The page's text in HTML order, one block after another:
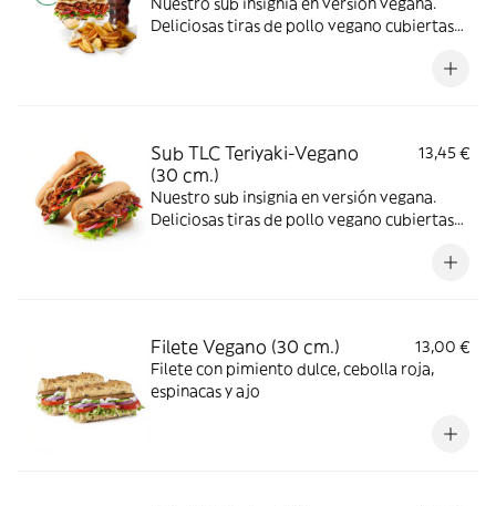
Deliciosas tiras de pollo vegano cubiertas
combinadas con los vegetales que más te
Sub TLC Teriyaki-Vegano
(30 cm.)
13,45 €
Nuestro sub insignia en versión vegana.
Deliciosas tiras de pollo vegano cubiertas
combinadas con los vegetales que más te
Filete Vegano (30 cm.)
13,00 €
Filete con pimiento dulce, cebolla roja,
espinacas y ajo